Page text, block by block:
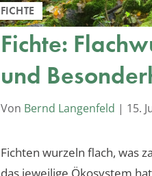
FICHTE
Fichte:
und
Von Bernd Langenfeld | 15.
Fichten wurzeln flach, was
das jeweilige Ökosystem